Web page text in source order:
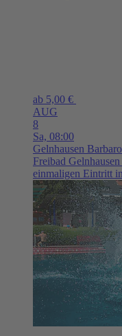
ab 5,00 €
AUG
8
Sa, 08:00
Gelnhausen
Freibad
einmaligen Eintritt